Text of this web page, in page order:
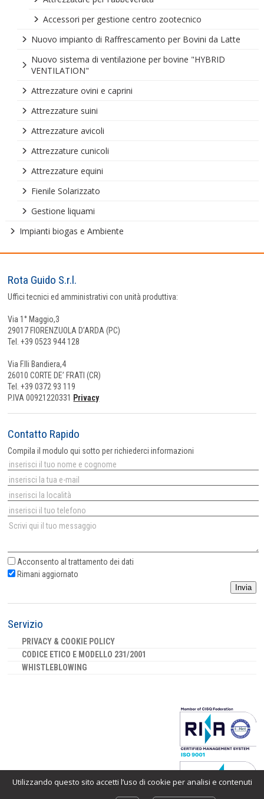
Utilizzando questo sito accetti l’uso di cookie per analisi e contenuti
Accessori per gestione centro zootecnico
Nuovo impianto di Raffrescamento per Bovini da Latte
Nuovo sistema di ventilazione per bovine "HYBRID
VENTILATION"
Attrezzature ovini e caprini
Attrezzature suini
Attrezzature avicoli
Attrezzature cunicoli
Attrezzature equini
Fienile Solarizzato
Gestione liquami
Impianti biogas e Ambiente
Rota Guido S.r.l.
Uffici tecnici ed amministrativi con unità produttiva:
Via 1° Maggio,3
29017 FIORENZUOLA D’ARDA (PC)
Tel. +39 0523 944 128
Via F.lli Bandiera,4
26010 CORTE DE’ FRATI (CR)
Tel. +39 0372 93 119
P.IVA 00921220331 Privacy
Contatto Rapido
Compila il modulo qui sotto per richiederci informazioni
Acconsento altrattamento dei dati
Rimani aggiornato
Invia
Servizio
PRIVACY & COOKIE POLICY
CODICE ETICO E MODELLO 231/2001
WHISTLEBLOWING